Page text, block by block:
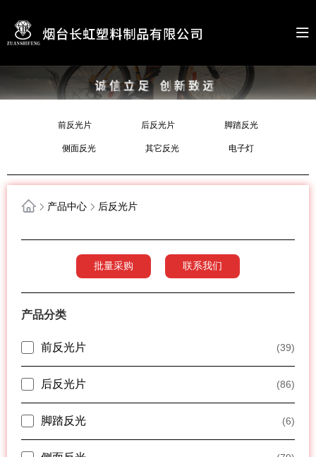
前反光片 后反光片 脚踏反光
侧面反光 其它反光 电子灯
产品中心 后反光片
批量采购 联系我们
产品分类
前反光片 (39)
后反光片 (86)
脚踏反光 (6)